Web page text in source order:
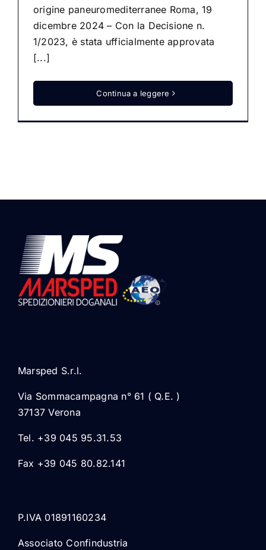
origine paneuromediterranee Roma, 19
dicembre 2024 – Con la Decisione n.
1/2023, è stata ufficialmente approvata
[...]
Continua a leggere
Marsped S.r.l.
Via Sommacampagna n° 61 ( Q.E. )
37137 Verona
Tel. +39 045 95.31.53
Fax +39 045 80.82.141
P.IVA 01891160234
Associato Confindustria